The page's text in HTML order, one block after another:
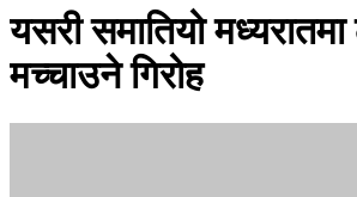
यसरी समातियो
मच्चाउने गिरोह